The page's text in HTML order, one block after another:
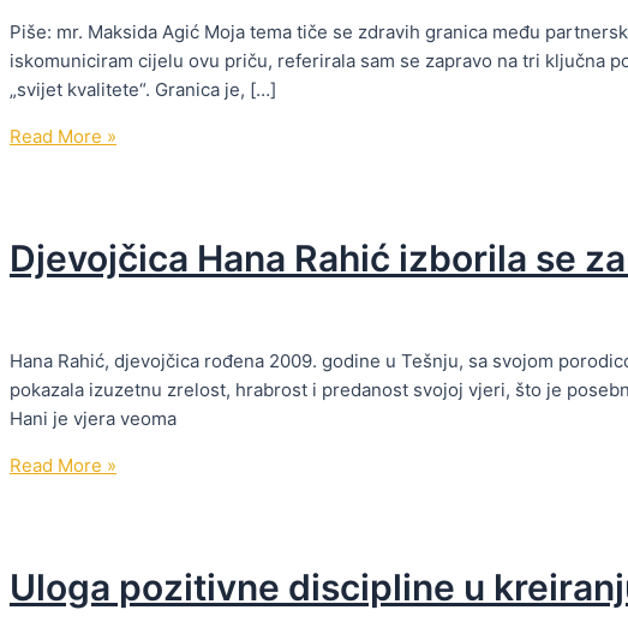
Piše: mr. Maksida Agić Moja tema tiče se zdravih granica među
iskomuniciram cijelu ovu priču, referirala sam se zapravo na tri ključna
„svijet kvalitete“. Granica je, […]
Zdrave
odnosima
Read More »
Djevojčica Hana Rahić izborila se
Hana Rahić, djevojčica rođena 2009. godine u Tešnju, sa svojom
pokazala izuzetnu zrelost, hrabrost i predanost svojoj vjeri, što je
Hani je vjera veoma
Djevojčica
se
za
Read More »
Uloga pozitivne discipline u